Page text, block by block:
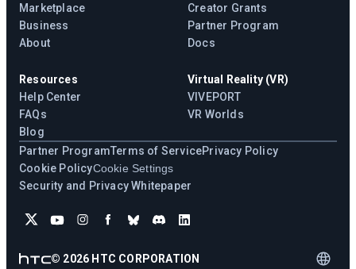
Marketplace
Business
About
Creator Grants
Partner Program
Docs
Resources
Help Center
FAQs
Blog
Virtual Reality (VR)
VIVEPORT
VR Worlds
Partner ProgramTerms of ServicePrivacy Policy
Cookie PolicyCookie Settings
Security and Privacy Whitepaper
© 2026 HTC CORPORATION